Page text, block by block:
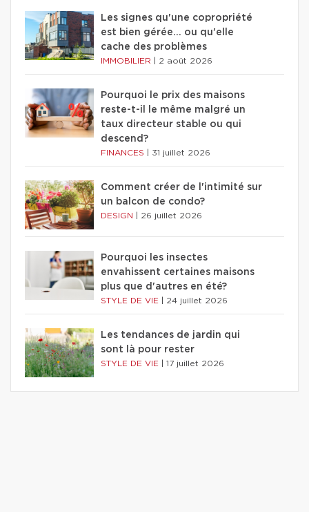
Les signes qu'une copropriété
est bien gérée… ou qu'elle
cache des problèmes
IMMOBILIER 2 août 2026
Pourquoi le prix des maisons
reste-t-il le même malgré un
taux directeur stable ou qui
descend?
FINANCES 31 juillet 2026
Comment créer de l'intimité sur
un balcon de condo?
DESIGN 26 juillet 2026
Pourquoi les insectes
envahissent certaines maisons
plus que d'autres en été?
STYLE DE VIE 24 juillet 2026
Les tendances de jardin qui
sont là pour rester
STYLE DE VIE 17 juillet 2026